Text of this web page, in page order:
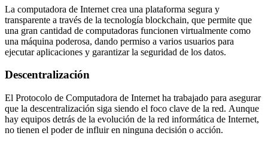
La computadora de Internet crea una plataforma segura y
transparente a través de la tecnología blockchain, que permite que
una gran cantidad de computadoras funcionen virtualmente como
una máquina poderosa, dando permiso a varios usuarios para
ejecutar aplicaciones y garantizar la seguridad de los datos.
Descentralización
El Protocolo de Computadora de Internet ha trabajado para asegurar
que la descentralización siga siendo el foco clave de la red. Aunque
hay equipos detrás de la evolución de la red informática de Internet,
no tienen el poder de influir en ninguna decisión o acción.